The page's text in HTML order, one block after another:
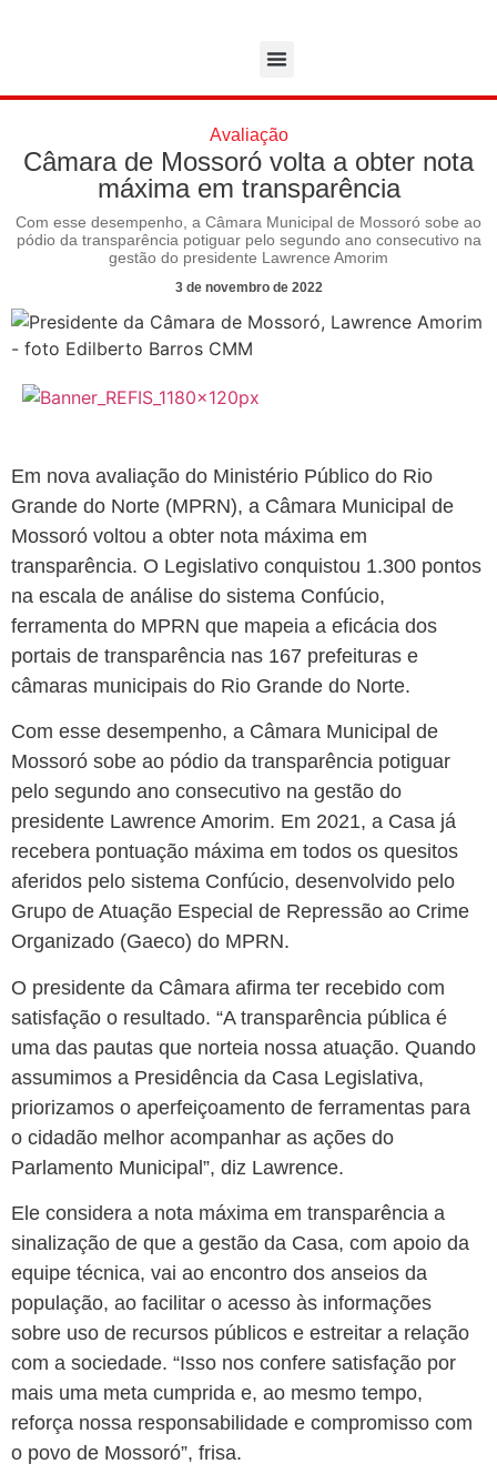
Avaliação
Câmara de Mossoró volta a obter nota
máxima em transparência
Com esse desempenho, a Câmara Municipal de Mossoró sobe ao
pódio da transparência potiguar pelo segundo ano consecutivo na
gestão do presidente Lawrence Amorim
3 de novembro de 2022
Em nova avaliação do Ministério Público do Rio
Grande do Norte (MPRN), a Câmara Municipal de
Mossoró voltou a obter nota máxima em
transparência. O Legislativo conquistou 1.300 pontos
na escala de análise do sistema Confúcio,
ferramenta do MPRN que mapeia a eficácia dos
portais de transparência nas 167 prefeituras e
câmaras municipais do Rio Grande do Norte.
Com esse desempenho, a Câmara Municipal de
Mossoró sobe ao pódio da transparência potiguar
pelo segundo ano consecutivo na gestão do
presidente Lawrence Amorim. Em 2021, a Casa já
recebera pontuação máxima em todos os quesitos
aferidos pelo sistema Confúcio, desenvolvido pelo
Grupo de Atuação Especial de Repressão ao Crime
Organizado (Gaeco) do MPRN.
O presidente da Câmara afirma ter recebido com
satisfação o resultado. “A transparência pública é
uma das pautas que norteia nossa atuação. Quando
assumimos a Presidência da Casa Legislativa,
priorizamos o aperfeiçoamento de ferramentas para
o cidadão melhor acompanhar as ações do
Parlamento Municipal”, diz Lawrence.
Ele considera a nota máxima em transparência a
sinalização de que a gestão da Casa, com apoio da
equipe técnica, vai ao encontro dos anseios da
população, ao facilitar o acesso às informações
sobre uso de recursos públicos e estreitar a relação
com a sociedade. “Isso nos confere satisfação por
mais uma meta cumprida e, ao mesmo tempo,
reforça nossa responsabilidade e compromisso com
o povo de Mossoró”, frisa.